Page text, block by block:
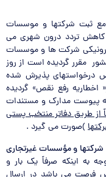
ثبت شرکتها و موسسات
کاهش تردد درون شهری می
شرکت ها و موسسات
مقرر گردیده است از روز
هر گونه رفع نقص درخواستهای پذیرش شده
رفع نقص» گردیده
پیوست مدارک و مستندات
از طریق دفاتر منتخب پستی
)صورت می گیرد .
شرکتها و مؤسسات غیرتجاری
به اینکه صرفاً یک بار و